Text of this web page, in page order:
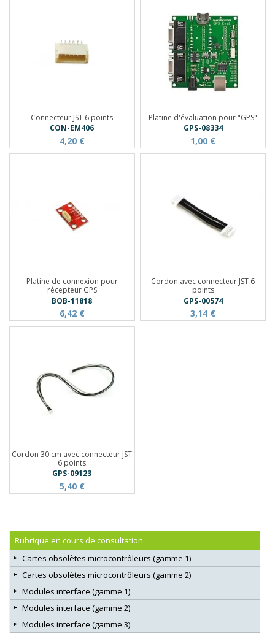
Connecteur JST 6 points
CON-EM406
4,20 €
Platine d'évaluation pour "GPS"
GPS-08334
1,00 €
Platine de connexion pour
récepteur GPS
BOB-11818
6,42 €
Cordon avec connecteur JST 6
points
GPS-00574
3,14 €
Cordon 30 cm avec connecteur JST
6 points
GPS-09123
5,40 €
Rubrique en cours de consultation
Cartes obsolètes microcontrôleurs (gamme 1)
Cartes obsolètes microcontrôleurs (gamme 2)
Modules interface (gamme 1)
Modules interface (gamme 2)
Modules interface (gamme 3)